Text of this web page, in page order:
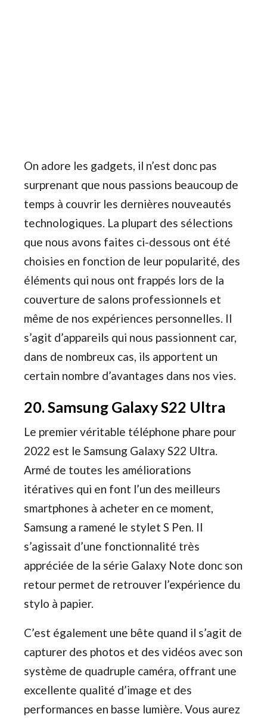
On adore les gadgets, il n’est donc pas
surprenant que nous passions beaucoup de
temps à couvrir les dernières nouveautés
technologiques. La plupart des sélections
que nous avons faites ci-dessous ont été
choisies en fonction de leur popularité, des
éléments qui nous ont frappés lors de la
couverture de salons professionnels et
même de nos expériences personnelles. Il
s’agit d’appareils qui nous passionnent car,
dans de nombreux cas, ils apportent un
certain nombre d’avantages dans nos vies.
20. Samsung Galaxy S22 Ultra
Le premier véritable téléphone phare pour
2022 est le Samsung Galaxy S22 Ultra.
Armé de toutes les améliorations
itératives qui en font l’un des meilleurs
smartphones à acheter en ce moment,
Samsung a ramené le stylet S Pen. Il
s’agissait d’une fonctionnalité très
appréciée de la série Galaxy Note donc son
retour permet de retrouver l’expérience du
stylo à papier.
C’est également une bête quand il s’agit de
capturer des photos et des vidéos avec son
système de quadruple caméra, offrant une
excellente qualité d’image et des
performances en basse lumière. Vous aurez